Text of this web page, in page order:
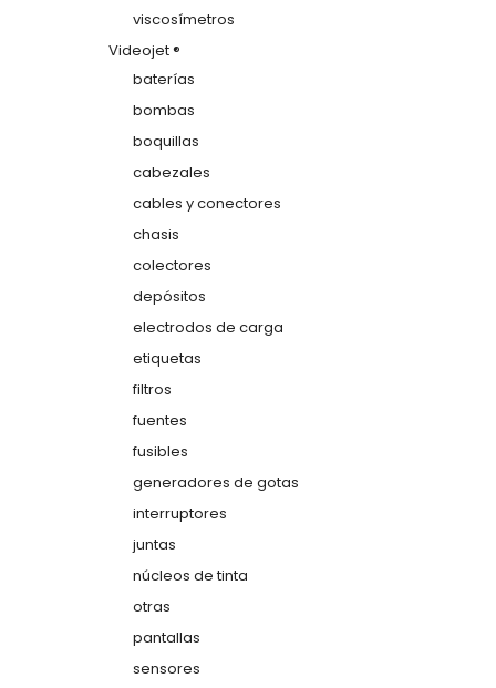
viscosímetros
Videojet ®
baterías
bombas
boquillas
cabezales
cables y conectores
chasis
colectores
depósitos
electrodos de carga
etiquetas
filtros
fuentes
fusibles
generadores de gotas
interruptores
juntas
núcleos de tinta
otras
pantallas
sensores